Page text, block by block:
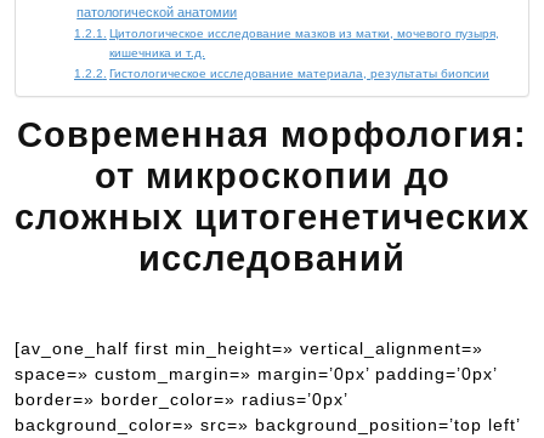
патологической анатомии
Цитологическое исследование мазков из матки, мочевого пузыря,
кишечника и т.д.
Гистологическое исследование материала, результаты биопсии
Современная морфология:
от микроскопии до
сложных цитогенетических
исследований
[av_one_half first min_height=» vertical_alignment=»
space=» custom_margin=» margin=’0px’ padding=’0px’
border=» border_color=» radius=’0px’
background_color=» src=» background_position=’top left’